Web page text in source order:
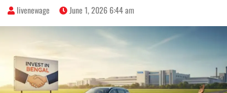
livenewage June 1, 2026 6:44 am